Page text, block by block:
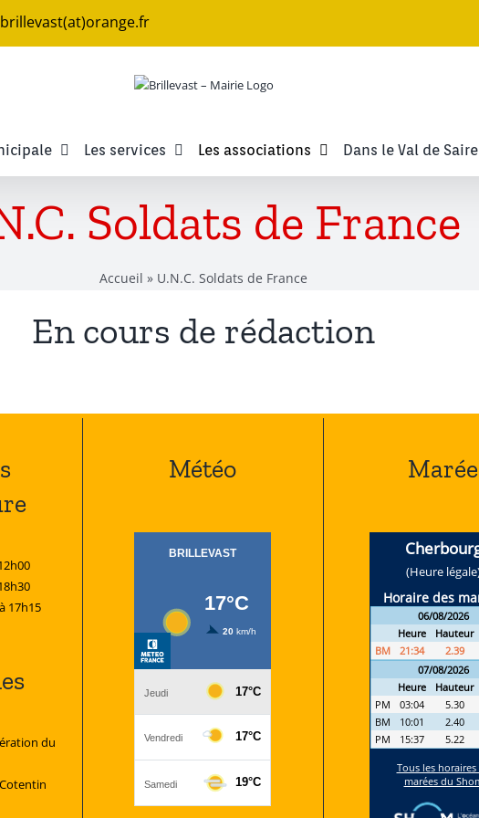
Les services Les associations Dans le Val de Saire
Soldats de France
Accueil » U.N.C. Soldats de France
En cours de rédaction
17h15
du
Météo Marée